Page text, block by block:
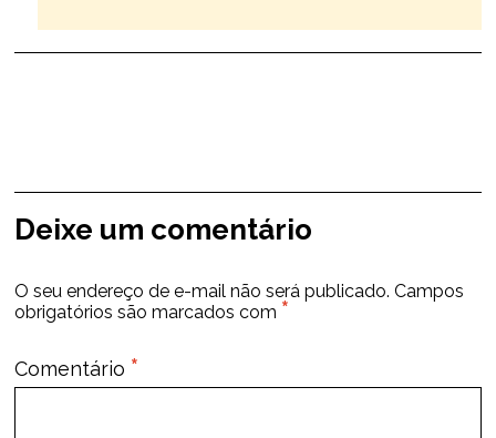
Deixe um comentário
O seu endereço de e-mail não será publicado. Campos
obrigatórios são marcados com *
Comentário *